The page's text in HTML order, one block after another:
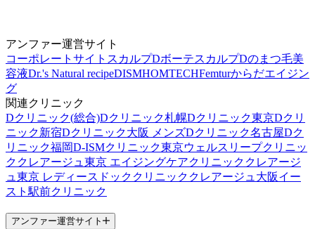
アンファー運営サイト
コーポレートサイト スカルプDボーテスカルプDのまつ毛美
容液Dr.'s Natural recipeDISMHOMTECHFemturからだエイジン
グ
関連クリニック
Dクリニック(総合)Dクリニック札幌Dクリニック東京Dクリ
ニック新宿Dクリニック大阪 メンズDクリニック名古屋Dク
リニック福岡D-ISMクリニック東京ウェルスリープクリニッ
ク クレアージュ東京 エイジングケアクリニック クレアージ
ュ東京 レディースドッククリニック クレアージュ大阪イー
スト駅前クリニック
アンファー運営サイト